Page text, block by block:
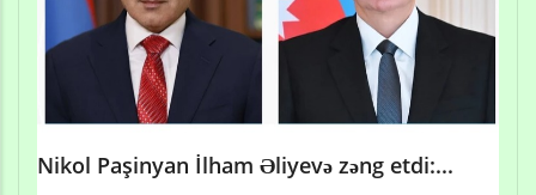
Nikol Paşinyan İlham Əliyevə zəng etdi:...